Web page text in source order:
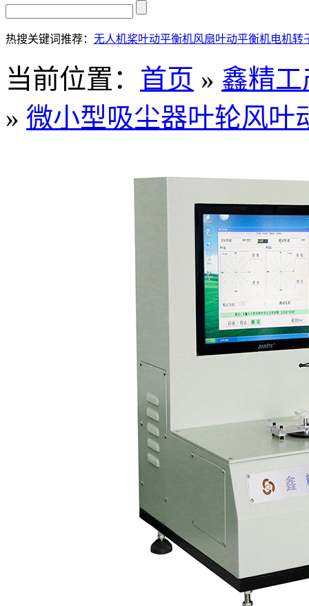
热搜关键词推荐： 无人机桨叶动平衡机风扇叶动平衡机电机转
当前位置： 首页 » 鑫精
» 微小型吸尘器叶轮风叶